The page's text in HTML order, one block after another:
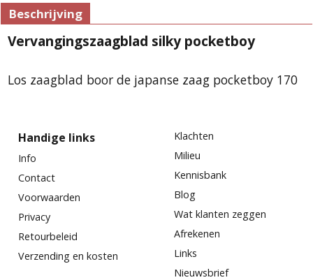
Beschrijving
Vervangingszaagblad silky pocketboy
Los zaagblad boor de japanse zaag pocketboy 170
Handige links
Info
Contact
Voorwaarden
Privacy
Retourbeleid
Verzending en kosten
Klachten
Milieu
Kennisbank
Blog
Wat klanten zeggen
Afrekenen
Links
Nieuwsbrief